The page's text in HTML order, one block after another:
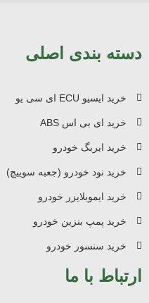
دسته بندی اصلی
خرید ایسیو ECU ای سی یو
خرید ای بی اس ABS
خرید ایربگ خودرو
خرید نود خودرو (جعبه سوییچ)
خرید ایموبلایزر خودرو
خرید پمپ بنزین خودرو
خرید سنسور خودرو
ارتباط با ما